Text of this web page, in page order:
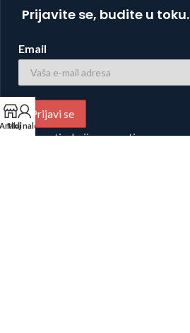
Prijavite se, budite u toku.
Email
Novosti, akcije, popusti...
Artikli
Moj nalog